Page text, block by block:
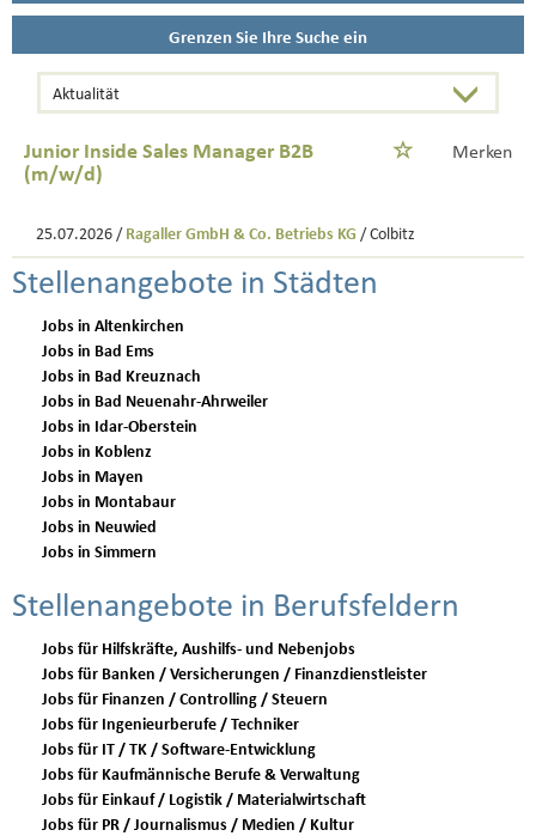
Grenzen Sie Ihre Suche ein
Junior Inside Sales Manager B2B
(m/w/d)
Merken
25.07.2026 / Ragaller GmbH & Co. Betriebs KG / Colbitz
Stellenangebote in Städten
Jobs in Altenkirchen
Jobs in Bad Ems
Jobs in Bad Kreuznach
Jobs in Bad Neuenahr-Ahrweiler
Jobs in Idar-Oberstein
Jobs in Koblenz
Jobs in Mayen
Jobs in Montabaur
Jobs in Neuwied
Jobs in Simmern
Stellenangebote in Berufsfeldern
Jobs für Hilfskräfte, Aushilfs- und Nebenjobs
Jobs für Banken / Versicherungen / Finanzdienstleister
Jobs für Finanzen / Controlling / Steuern
Jobs für Ingenieurberufe / Techniker
Jobs für IT / TK / Software-Entwicklung
Jobs für Kaufmännische Berufe & Verwaltung
Jobs für Einkauf / Logistik / Materialwirtschaft
Jobs für PR / Journalismus / Medien / Kultur